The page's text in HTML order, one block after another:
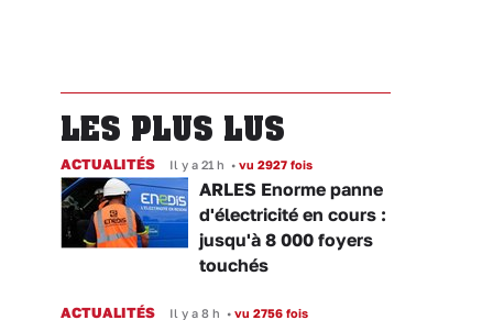
LES PLUS LUS
ACTUALITÉS Il y a 21 h • vu 2927 fois
ARLES Enorme panne
d'électricité en cours :
jusqu'à 8 000 foyers
touchés
ACTUALITÉS Il y a 8 h • vu 2756 fois